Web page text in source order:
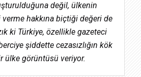
değil, ülkenin
hakkına biçtiği değeri de
ki Türkiye, özellikle gazeteci
şiddette cezasızlığın kök
ülke görüntüsü veriyor.